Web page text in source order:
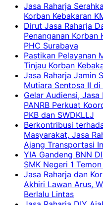
Jasa Raharja
Korban Kebakaran
Dirut Jasa Raharja
Penanganan Korban
PHC Surabaya
Pastikan Pelayanan
Tinjau Korban
Jasa Raharja Jamin
Mutiara Sentosa II di
Gelar Audiensi, Jasa
PANRB Perkuat
PKB dan SWDKLLJ
Berkontribusi
Masyarakat, Jasa
Ajang Transportasi
YIA Gandeng BNN
SMK Negeri 1
Jasa Raharja dan
Akhiri Lawan Arus,
Berlalu Lintas